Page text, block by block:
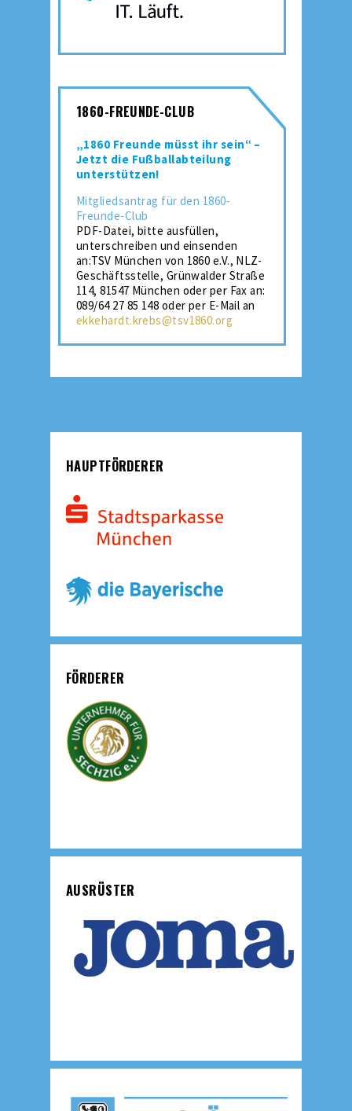
1860-FREUNDE-CLUB
„1860 Freunde müsst ihr sein“ –
Jetzt die Fußballabteilung
unterstützen!
Mitgliedsantrag für den 1860-
Freunde-Club
PDF-Datei, bitte ausfüllen,
unterschreiben und einsenden
an:TSV München von 1860 e.V., NLZ-
Geschäftsstelle, Grünwalder Straße
114, 81547 München oder per Fax an:
089/64 27 85 148 oder per E-Mail an
ekkehardt.krebs@tsv1860.org
HAUPTFÖRDERER
FÖRDERER
AUSRÜSTER